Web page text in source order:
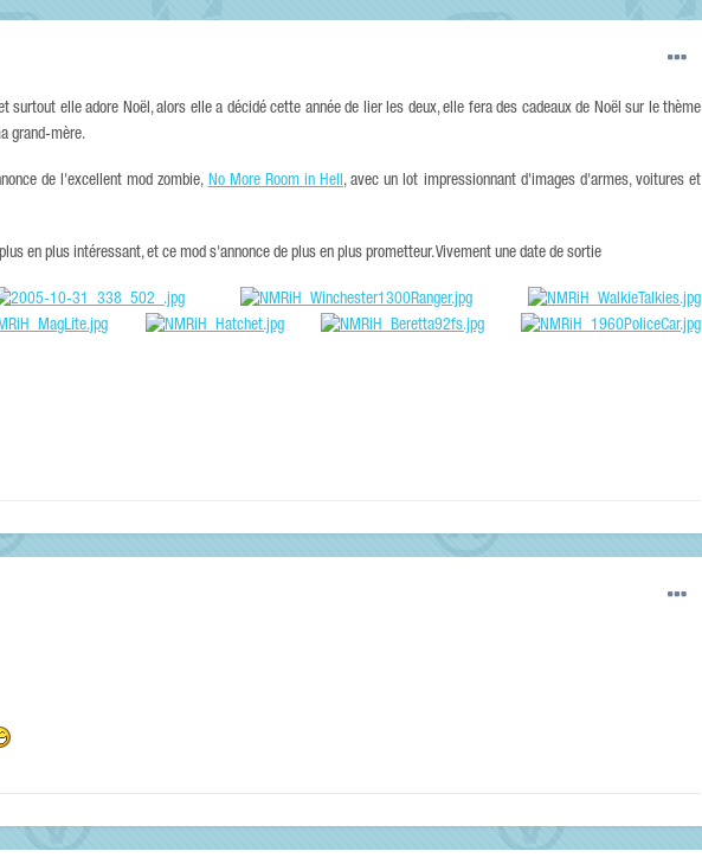
surtout elle adore Noël, alors elle a décidé cette année de lier les deux, elle fera des cadeaux de Noël sur le thème
grand-mère.
de l'excellent mod zombie, No More Room in Hell, avec un lot impressionnant d'images d'armes, voitures et
en plus intéressant, et ce mod s'annonce de plus en plus prometteur. Vivement une date de sortie